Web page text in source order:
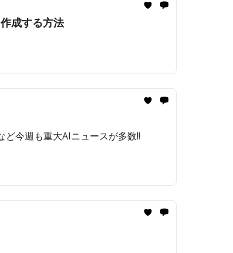
成する方法
今週も重大AIニュースが多数!!️